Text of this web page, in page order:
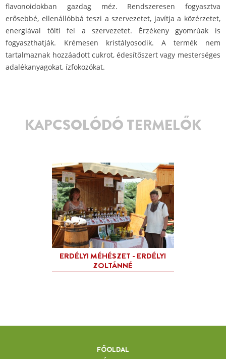
flavonoidokban gazdag méz. Rendszeresen fogyasztva
erősebbé, ellenállóbbá teszi a szervezetet, javítja a közérzetet,
energiával tölti fel a szervezetet. Érzékeny gyomrúak is
fogyaszthatják. Krémesen kristályosodik. A termék nem
tartalmaznak hozzáadott cukrot, édesítőszert vagy mesterséges
adalékanyagokat, ízfokozókat.
KAPCSOLÓDÓ TERMELŐK
FŐOLDAL